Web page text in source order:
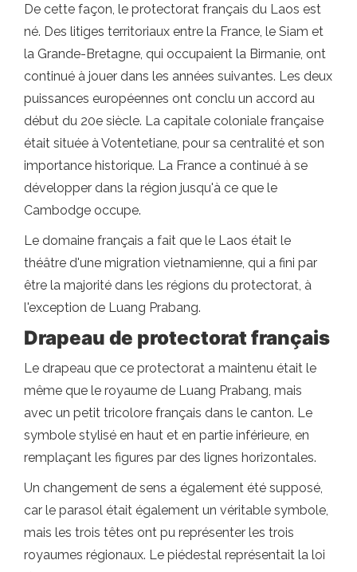
De cette façon, le protectorat français du Laos est
né. Des litiges territoriaux entre la France, le Siam et
la Grande-Bretagne, qui occupaient la Birmanie, ont
continué à jouer dans les années suivantes. Les deux
puissances européennes ont conclu un accord au
début du 20e siècle. La capitale coloniale française
était située à Votentetiane, pour sa centralité et son
importance historique. La France a continué à se
développer dans la région jusqu'à ce que le
Cambodge occupe.
Le domaine français a fait que le Laos était le
théâtre d'une migration vietnamienne, qui a fini par
être la majorité dans les régions du protectorat, à
l'exception de Luang Prabang.
Drapeau de protectorat français
Le drapeau que ce protectorat a maintenu était le
même que le royaume de Luang Prabang, mais
avec un petit tricolore français dans le canton. Le
symbole stylisé en haut et en partie inférieure, en
remplaçant les figures par des lignes horizontales.
Un changement de sens a également été supposé,
car le parasol était également un véritable symbole,
mais les trois têtes ont pu représenter les trois
royaumes régionaux. Le piédestal représentait la loi